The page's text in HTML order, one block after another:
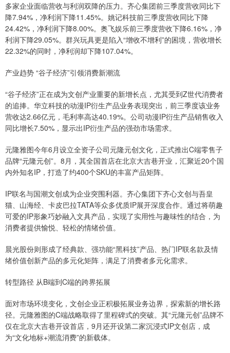
多家企业面临营收与利润双降的压力。齐心集团前三季度营收同比下
降7.94%，净利润下降11.45%。姚记科技前三季度营收同比下降
24.42%，净利润下降8.00%。奥飞娱乐前三季度营收下降6.16%，净
利润下降29.05%。群兴玩具更是陷入“增收不增利”的困境，营收增长
22.32%的同时，净利润却下降107.04%。
产业趋势 “谷子经济”引领消费新潮流
“谷子经济”正在成为文创产业重要的新增长点，尤其受到Z世代消费者
的追捧。华立科技的动漫IP衍生产品业务表现突出，前三季度该业务
营收达2.66亿元，毛利率高达40.19%。公司动漫IP衍生产品销售收入
同比增长7.50%，显示出IP衍生产品的强劲市场需求。
元隆雅图今年6月设立全资子公司元隆元创文化，正式推出C端零售子
品牌“元隆元创”。8月，其全国首店在北京大吉巷开业，汇聚近20个国
内外知名IP，打造了约400个SKU的丰富产品矩阵。
IP联名与国潮文创成为企业突围利器。齐心集团下齐心文创与吾皇
猫、山海经、卡皮巴拉TATA等众多优质IP展开深度合作。通过将萌趣
可爱的IP形象巧妙融入文具产品，实现了实用性与趣味性的结合，为
消费者提供愉悦、轻松的情绪价值。
晨光股份则形成了经典款、强功能“黑科技”产品、热门IP联名款及情
绪价值创新产品的多元化矩阵，满足了消费者多元化需求。
转型路径 从B端到C端的跨界拓展
面对市场环境变化，文创企业正积极拓展业务边界，探索新的增长路
径。元隆雅图的C端战略取得了里程碑式的突破。其“元隆元创”品牌不
仅在北京大吉巷开设首店，9月还开设第二家沉浸式IP文创店，成
为“文化地标+潮流消费”的新载体。